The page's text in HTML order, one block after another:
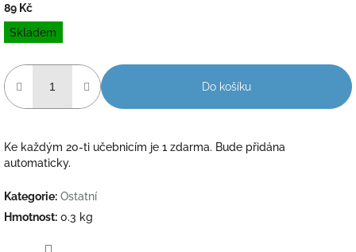
89 Kč
Měrná
cena:
Skladem
Do košíku
Ke každým 20-ti učebnicím je 1 zdarma. Bude přidána
automaticky.
Kategorie: Ostatní
Hmotnost: 0.3 kg